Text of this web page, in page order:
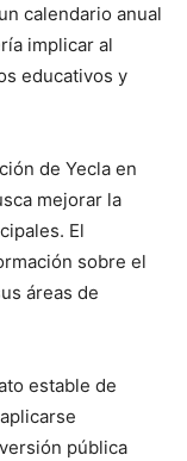
calendario anual
implicar al
educativos y
de Yecla en
mejorar la
El
sobre el
áreas de
estable de
pública